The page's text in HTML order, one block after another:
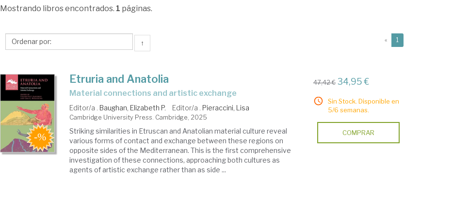
Baughan,
Mostrando libros encontrados. 1 páginas.
↑ « 1
Etruria and Anatolia
material connections and artistic exchange
Editor/a . Baughan, Elizabeth P. Editor/a . Pieraccini, Lisa
Cambridge University Press. Cambridge, 2025
Striking similarities in Etruscan and Anatolian material culture reveal
various forms of contact and exchange between these regions on
opposite sides of the Mediterranean. This is the first comprehensive
investigation of these connections, approaching both cultures as
agents of artistic exchange rather than as side ...
47,42 € 34,95 €
Sin Stock. Disponible en
5/6 semanas.
COMPRAR